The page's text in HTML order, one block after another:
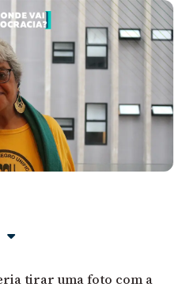
Direitos
de quem defende
Para continuar,
sua doação!
tirar uma foto com a